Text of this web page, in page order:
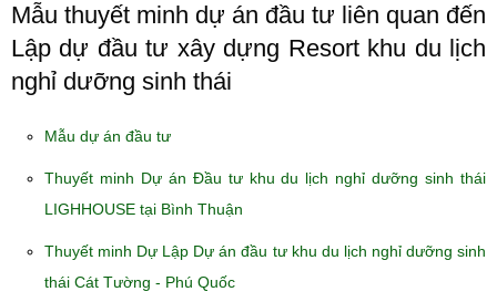
Mẫu thuyết minh dự án đầu tư liên quan đến
Lập dự đầu tư xây dựng Resort khu du lịch
nghỉ dưỡng sinh thái
Mẫu dự án đầu tư
Thuyết minh Dự án Đầu tư khu du lịch nghỉ dưỡng sinh thái
LIGHHOUSE tại Bình Thuận
Thuyết minh Dự Lập Dự án đầu tư khu du lịch nghỉ dưỡng sinh
thái Cát Tường - Phú Quốc